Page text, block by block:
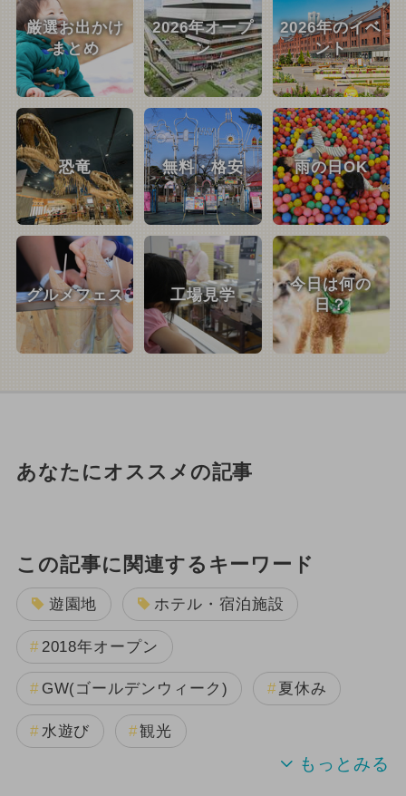
厳選お出かけ
まとめ
2026年オープ
ン
2026年のイベ
ント
恐竜 無料・格安 雨の日OK
グルメフェス 工場見学
今日は何の
日？
あなたにオススメの記事
この記事に関連するキーワード
遊園地 ホテル・宿泊施設
2018年オープン
GW(ゴールデンウィーク) 夏休み
水遊び 観光